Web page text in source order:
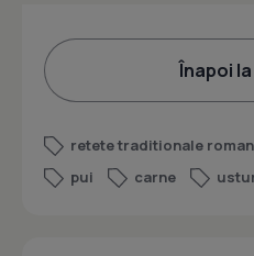
Înapoi
retete traditionale
pui
carne